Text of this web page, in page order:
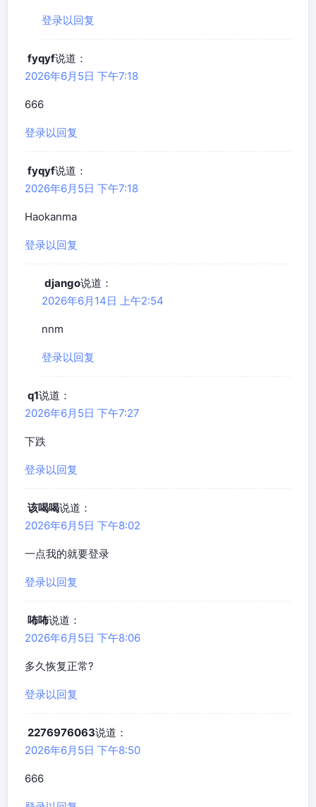
登录以回复
fyqyf说道：
2026年6月5日 下午7:18
666
登录以回复
fyqyf说道：
2026年6月5日 下午7:18
Haokanma
登录以回复
django说道：
2026年6月14日 上午2:54
nnm
登录以回复
q1说道：
2026年6月5日 下午7:27
下跌
登录以回复
该喝喝说道：
2026年6月5日 下午8:02
一点我的就要登录
登录以回复
咘咘说道：
2026年6月5日 下午8:06
多久恢复正常?
登录以回复
2276976063说道：
2026年6月5日 下午8:50
666